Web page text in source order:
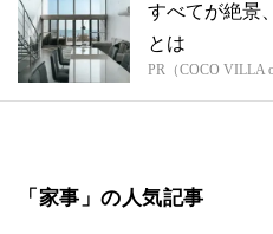
すべてが絶景
とは
PR（COCO VILLA
「家事」の人気記事